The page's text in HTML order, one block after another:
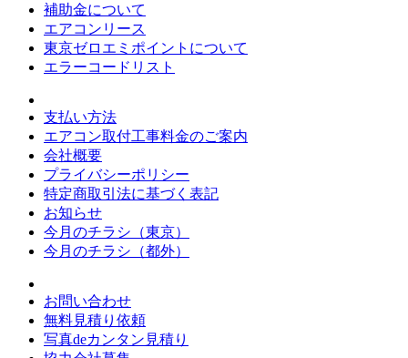
補助金について
エアコンリース
東京ゼロエミポイントについて
エラーコードリスト
支払い方法
エアコン取付工事料金のご案内
会社概要
プライバシーポリシー
特定商取引法に基づく表記
お知らせ
今月のチラシ（東京）
今月のチラシ（都外）
お問い合わせ
無料見積り依頼
写真deカンタン見積り